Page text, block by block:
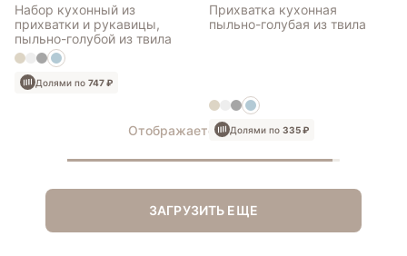
Набор кухонный из
прихватки и рукавицы,
пыльно-голубой из твила
Долями по747 ₽
Прихватка кухонная
пыльно-голубая из твила
Долями по 335 ₽
Отображается36из 37
ЗАГРУЗИТЬ ЕЩЕ